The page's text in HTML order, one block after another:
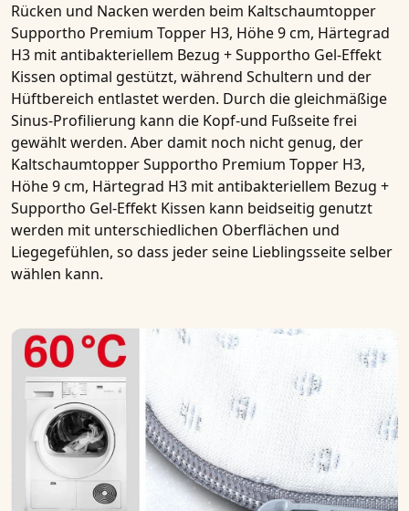
Rücken und Nacken werden beim Kaltschaumtopper
Supportho Premium Topper H3, Höhe 9 cm, Härtegrad
H3 mit antibakteriellem Bezug + Supportho Gel-Effekt
Kissen optimal gestützt, während Schultern und der
Hüftbereich entlastet werden. Durch die gleichmäßige
Sinus-Profilierung kann die Kopf-und Fußseite frei
gewählt werden. Aber damit noch nicht genug, der
Kaltschaumtopper Supportho Premium Topper H3,
Höhe 9 cm, Härtegrad H3 mit antibakteriellem Bezug +
Supportho Gel-Effekt Kissen kann beidseitig genutzt
werden mit unterschiedlichen Oberflächen und
Liegegefühlen, so dass jeder seine Lieblingsseite selber
wählen kann.